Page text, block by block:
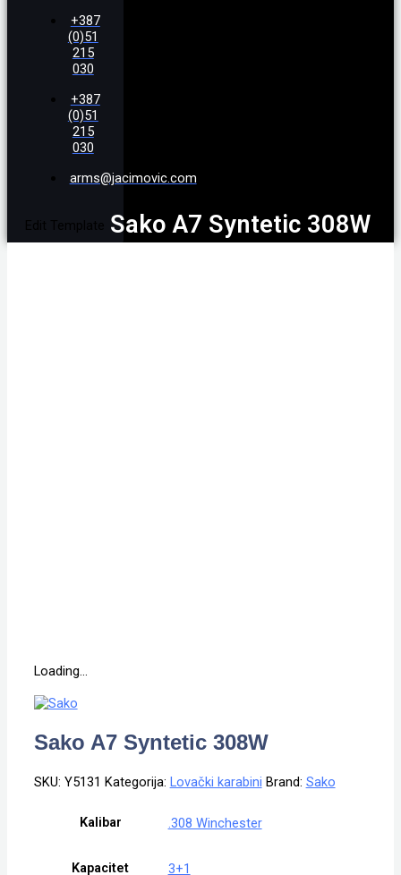
+387
(0)51
215
030
+387
(0)51
215
030
arms@jacimovic.com
Edit Template Sako A7 Syntetic 308W
Loading...
Sako A7 Syntetic 308W
SKU: Y5131 Kategorija: Lovački karabini Brand: Sako
Kalibar .308 Winchester
Kapacitet 3+1